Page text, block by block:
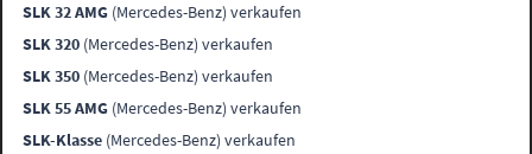
SLK 32 AMG (Mercedes-Benz) verkaufen
SLK 320 (Mercedes-Benz) verkaufen
SLK 350 (Mercedes-Benz) verkaufen
SLK 55 AMG (Mercedes-Benz) verkaufen
SLK-Klasse (Mercedes-Benz) verkaufen